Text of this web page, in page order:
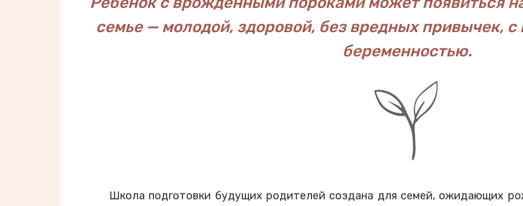
семье — молодой, здоровой, без вредных привычек,
беременностью.
Школа подготовки будущих родителей создана для семей, ожидающих